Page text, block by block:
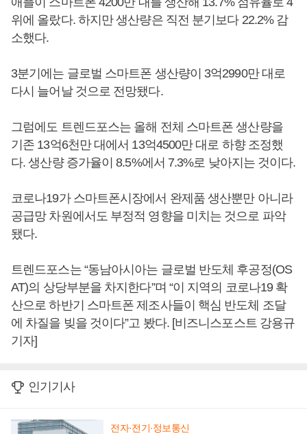
위에 올랐다. 하지만 생산량은 직전 분기보다 22.2% 감
소했다.
3분기에는 글로벌 스마트폰 생산량이 3억2990만 대로
다시 늘어날 것으로 전망됐다.
그럼에도 트렌드포스는 올해 전체 스마트폰 생산량을
기존 13억6천만 대에서 13억4500만 대로 하향 조정했
다. 생산량 증가율이 8.5%에서 7.3%로 낮아지는 것이다.
코로나19가 스마트폰시장에서 완제품 생산뿐만 아니라
공급망 차원에서도 부정적 영향을 미치는 것으로 파악
됐다.
트렌드포스는 “동남아시아는 글로벌 반도체 후공정(OS
AT)의 상당부분을 차지한다”며 “이 지역의 코로나19 확
산으로 하반기 스마트폰 제조사들이 핵심 반도체 조달
에 차질을 빚을 것이다”고 봤다. [비즈니스포스트 강용규
기자]
인기기사
전자·전기·정보통신